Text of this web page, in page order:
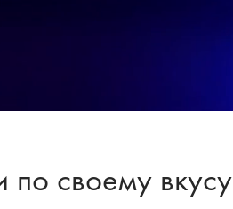
своему вкусу